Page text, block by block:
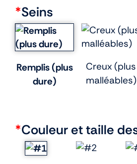
*Seins
Remplis (plus
dure)
Creux (plus
malléables)
*Couleur et taille